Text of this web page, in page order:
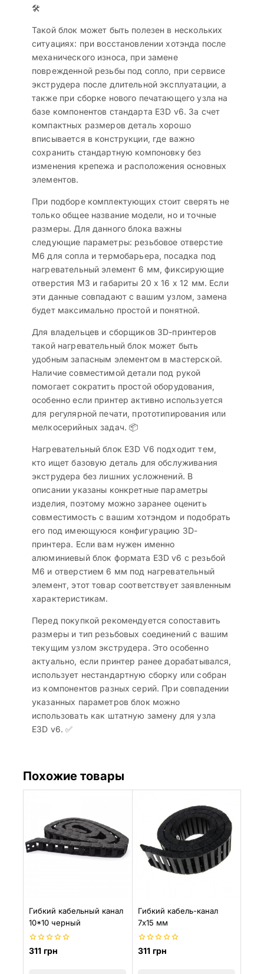
🛠️
Такой блок может быть полезен в нескольких
ситуациях: при восстановлении хотэнда после
механического износа, при замене
поврежденной резьбы под сопло, при сервисе
экструдера после длительной эксплуатации, а
также при сборке нового печатающего узла на
базе компонентов стандарта E3D v6. За счет
компактных размеров деталь хорошо
вписывается в конструкции, где важно
сохранить стандартную компоновку без
изменения крепежа и расположения основных
элементов.
При подборе комплектующих стоит сверять не
только общее название модели, но и точные
размеры. Для данного блока важны
следующие параметры: резьбовое отверстие
M6 для сопла и термобарьера, посадка под
нагревательный элемент 6 мм, фиксирующие
отверстия M3 и габариты 20 х 16 х 12 мм. Если
эти данные совпадают с вашим узлом, замена
будет максимально простой и понятной.
Для владельцев и сборщиков 3D-принтеров
такой нагревательный блок может быть
удобным запасным элементом в мастерской.
Наличие совместимой детали под рукой
помогает сократить простой оборудования,
особенно если принтер активно используется
для регулярной печати, прототипирования или
мелкосерийных задач. 📦
Нагревательный блок E3D V6 подходит тем,
кто ищет базовую деталь для обслуживания
экструдера без лишних усложнений. В
описании указаны конкретные параметры
изделия, поэтому можно заранее оценить
совместимость с вашим хотэндом и подобрать
его под имеющуюся конфигурацию 3D-
принтера. Если вам нужен именно
алюминиевый блок формата E3D v6 с резьбой
M6 и отверстием 6 мм под нагревательный
элемент, этот товар соответствует заявленным
характеристикам.
Перед покупкой рекомендуется сопоставить
размеры и тип резьбовых соединений с вашим
текущим узлом экструдера. Это особенно
актуально, если принтер ранее дорабатывался,
использует нестандартную сборку или собран
из компонентов разных серий. При совпадении
указанных параметров блок можно
использовать как штатную замену для узла
E3D v6. ✅
Похожие товары
Гибкий кабельный канал
10*10 черный
0
311 грн
Гибкий кабель-канал
7х15 мм
0
311 грн